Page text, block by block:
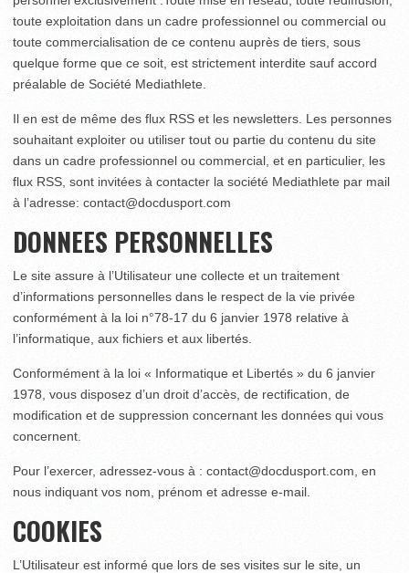
toute exploitation dans un cadre professionnel ou commercial ou
toute commercialisation de ce contenu auprès de tiers, sous
quelque forme que ce soit, est strictement interdite sauf accord
préalable de Société Mediathlete.
Il en est de même des flux RSS et les newsletters. Les personnes
souhaitant exploiter ou utiliser tout ou partie du contenu du site
dans un cadre professionnel ou commercial, et en particulier, les
flux RSS, sont invitées à contacter la société Mediathlete par mail
à l’adresse: contact@docdusport.com
DONNEES PERSONNELLES
Le site assure à l’Utilisateur une collecte et un traitement
d’informations personnelles dans le respect de la vie privée
conformément à la loi n°78-17 du 6 janvier 1978 relative à
l’informatique, aux fichiers et aux libertés.
Conformément à la loi « Informatique et Libertés » du 6 janvier
1978, vous disposez d’un droit d’accès, de rectification, de
modification et de suppression concernant les données qui vous
concernent.
Pour l’exercer, adressez-vous à : contact@docdusport.com, en
nous indiquant vos nom, prénom et adresse e-mail.
COOKIES
L’Utilisateur est informé que lors de ses visites sur le site, un